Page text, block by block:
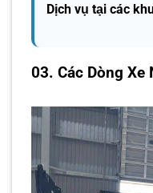
Dịch vụ tại các
03. Các Dòng Xe